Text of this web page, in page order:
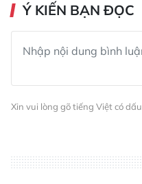
Ý KIẾN BẠN ĐỌC
Xin vui lòng gõ tiếng Việt có dấu